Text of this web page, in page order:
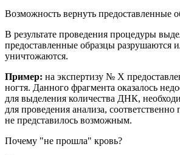
Возможность вернуть предоставленные
В результате проведения процедуры
предоставленные образцы разрушаются
уничтожаются.
Пример: на экспертизу № Х
ногтя. Данного фрагмента оказалось
для выделения количества ДНК,
для проведения анализа, соответственно
не представилось возможным.
Почему "не прошла" кровь?